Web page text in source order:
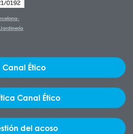
Canal Ético
Canal Ético
del acoso